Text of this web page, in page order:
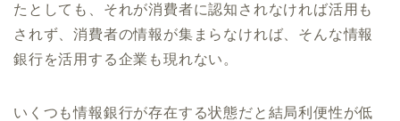
たとしても、それが消費者に認知されなければ活用も
されず、消費者の情報が集まらなければ、そんな情報
銀行を活用する企業も現れない。
いくつも情報銀行が存在する状態だと結局利便性が低